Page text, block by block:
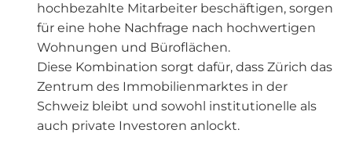
hochbezahlte Mitarbeiter beschäftigen, sorgen
für eine hohe Nachfrage nach hochwertigen
Wohnungen und Büroflächen.
Diese Kombination sorgt dafür, dass Zürich das
Zentrum des Immobilienmarktes in der
Schweiz bleibt und sowohl institutionelle als
auch private Investoren anlockt.